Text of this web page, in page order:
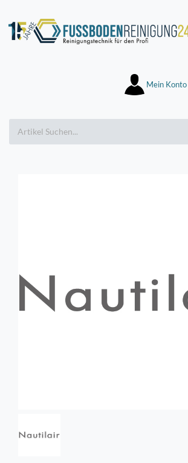
Mein Konto